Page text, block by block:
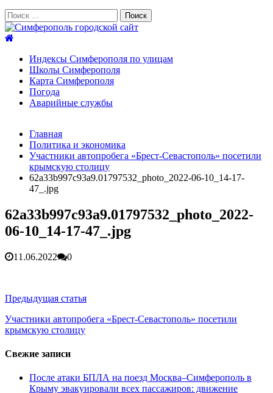
Поиск:
Индексы Симферополя по улицам
Школы Симферополя
Карта Симферополя
Погода
Аварийные службы
После атаки БПЛА на поезд Москва–Симферополь в
Крыму эвакуировали всех пассажиро...08.06.2026
Услуги дератизации в Симферополе и Крыму — цены,
гарантия, выезд в день обращени...01.04.2026
Правительство России выделит Крыму дополнительные
Более 25 тысяч «квадратов» преобразятся в ближайшее
время...26.02.2026
В Симферополе очищают реку Салгир: работы ведутся
Главная
Политика и экономика
Участники автопробега «Брест-Севастополь» посетили
крымскую столицу
62a33b997c93a9.01797532_photo_2022-06-10_14-17-
47_.jpg
62a33b997c93a9.01797532_photo_2022-
06-10_14-17-47_.jpg
11.06.2022 0
Навигация
по
записям
Предыдущая статья
Участники автопробега «Брест-Севастополь» посетили
крымскую столицу
Свежие записи
После атаки БПЛА на поезд Москва–Симферополь в
Крыму эвакуировали всех пассажиров: движение